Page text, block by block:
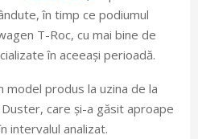
în timp ce podiumul
T-Roc, cu mai bine de
în aceeași perioadă.
model produs la uzina de la
Duster, care și-a găsit aproape
intervalul analizat.